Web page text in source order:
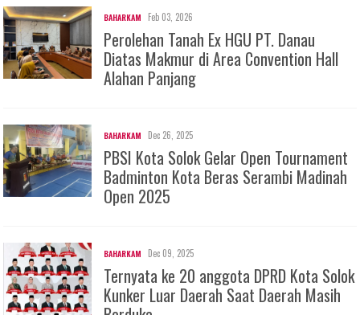
BAHARKAM Feb 03, 2026
Perolehan Tanah Ex HGU PT. Danau
Diatas Makmur di Area Convention Hall
Alahan Panjang
BAHARKAM Dec 26, 2025
PBSI Kota Solok Gelar Open Tournament
Badminton Kota Beras Serambi Madinah
Open 2025
BAHARKAM Dec 09, 2025
Ternyata ke 20 anggota DPRD Kota Solok
Kunker Luar Daerah Saat Daerah Masih